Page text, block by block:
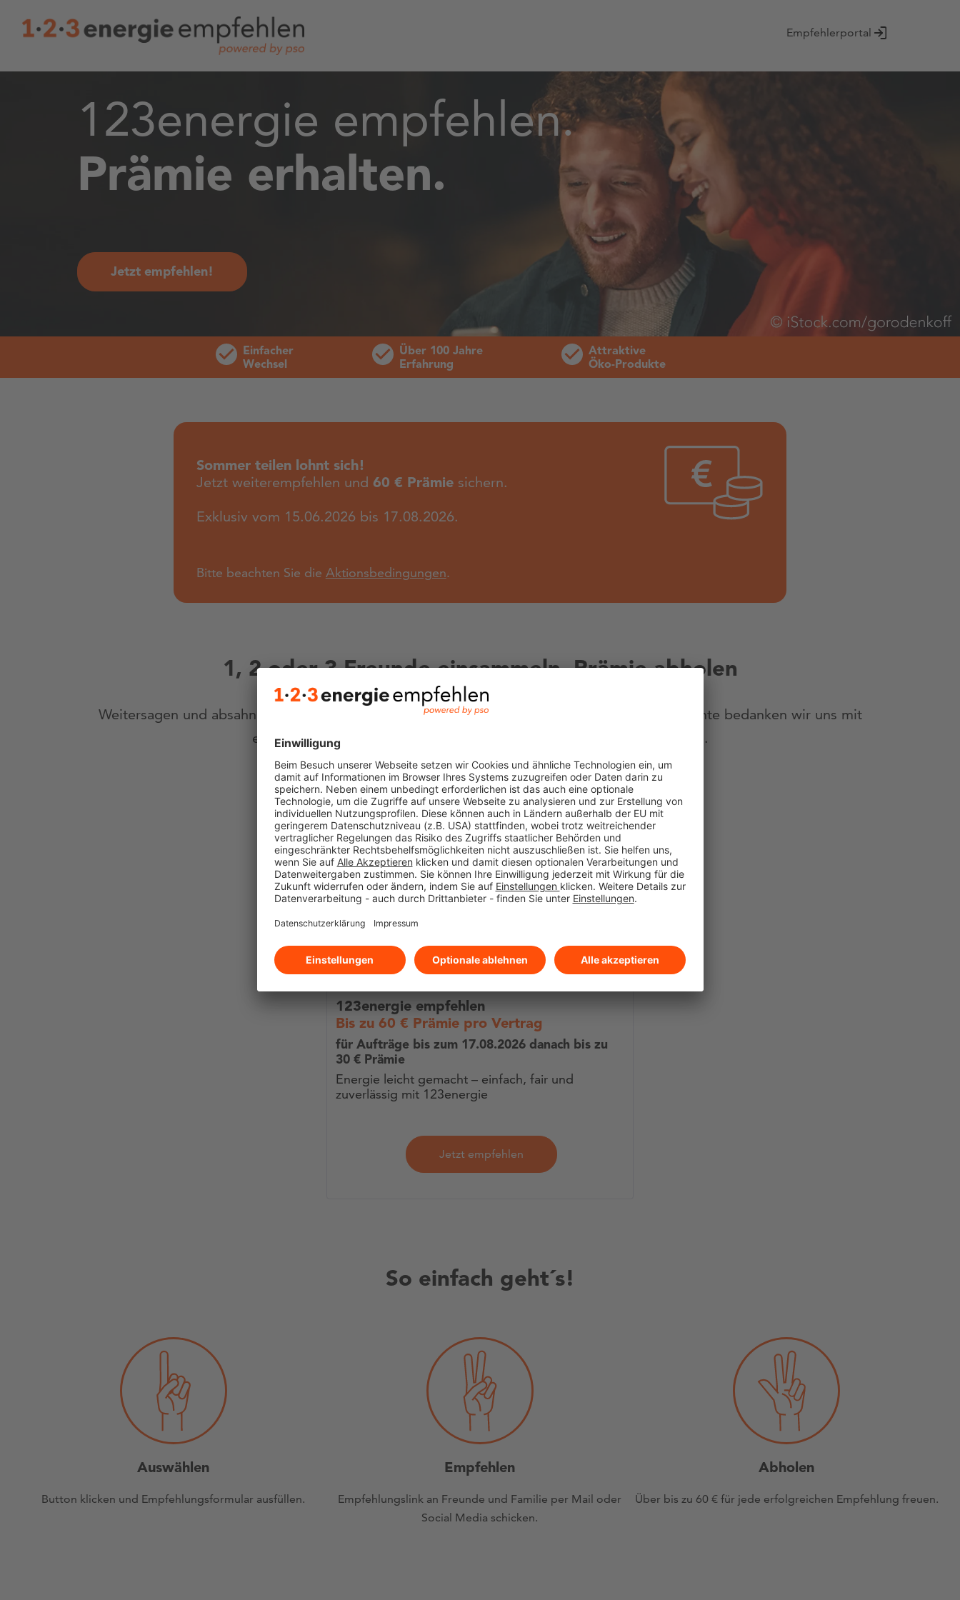
Empfehlerportal
123energie empfehlen.
Prämie erhalten.
Jetzt empfehlen!
Einfacher
Wechsel
Über 100 Jahre
Erfahrung
Attraktive
Öko-Produkte
Sommer teilen lohnt sich!
Jetzt weiterempfehlen und 60 € Prämiesichern.
Exklusiv vom 15.06.2026 bis 17.08.2026.
Bitte beachten Sie die Aktionsbedingungen.
1, 2 oder 3 Freunde einsammeln, Prämie abholen
Weitersagen und absahnen! Für jede erfolgreiche Empfehlung an Freunde, Familie und Bekannte bedanken wir uns mit
einer Prämie von bis zu 30 €. Wie das funktioniert? Hier weiterlesen 👇.
123energie empfehlen
Bis zu 60 € Prämie pro Vertrag
für Aufträge bis zum 17.08.2026 danach bis zu
30 € Prämie
Energie leicht gemacht – einfach, fair und
zuverlässig mit 123energie
Jetzt empfehlen
So einfach geht´s!
Auswählen
Button klicken und Empfehlungsformular ausfüllen.
Empfehlen
Empfehlungslink an Freunde und Familie per Mail oder
Social Media schicken.
Abholen
Über bis zu 60 € für jede erfolgreichen Empfehlung freuen.